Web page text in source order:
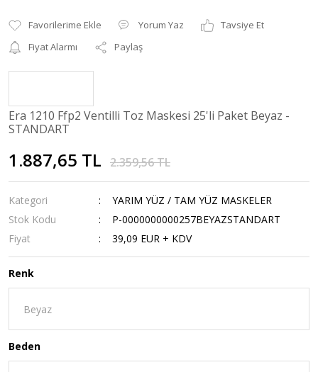
Yorum Yaz
Tavsiye Et
Fiyat Alarmı
Paylaş
Era 1210 Ffp2 Ventilli Toz Maskesi 25'li Paket Beyaz -
STANDART
1.887,65 TL 2.359,56 TL
Kategori
YARIM YÜZ / TAM YÜZ MASKELER
Stok Kodu
P-0000000000257BEYAZSTANDART
Fiyat
39,09 EUR + KDV
Renk
Beden